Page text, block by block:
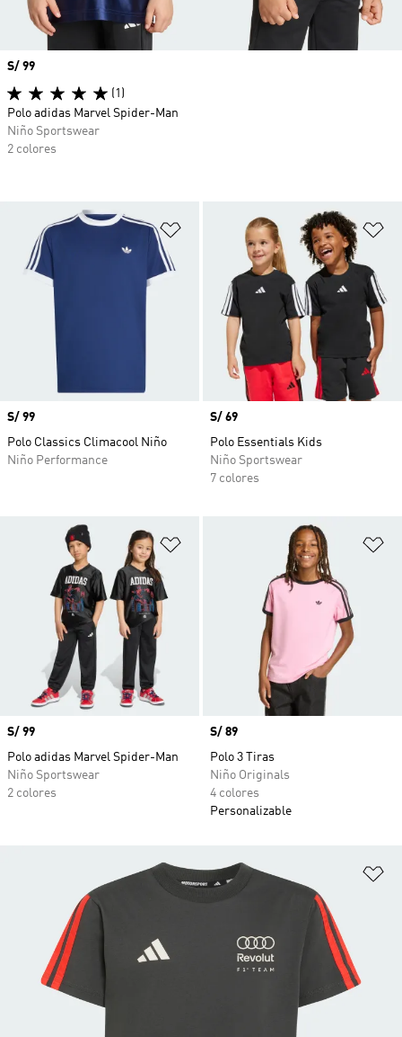
Añadir a la lista de deseos
Precio
S/ 99
Polo Classics Climacool Niño
Niño Performance
Precio
S/ 69
Polo Essentials Kids
Niño Sportswear
7 colores
Añadir a la lista de deseos
Precio
S/ 99
Polo adidas Marvel Spider-Man
Niño Sportswear
2 colores
Precio
S/ 89
Polo 3 Tiras
Niño Originals
4 colores
Personalizable
Precio
S/ 99
(1)
Polo adidas Marvel Spider-Man
Niño Sportswear
2 colores